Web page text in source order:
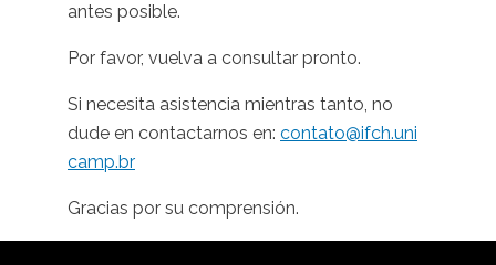
antes posible.
Por favor, vuelva a consultar pronto.
Si necesita asistencia mientras tanto, no
dude en contactarnos en: contato@ifch.uni
camp.br
Gracias por su comprensión.